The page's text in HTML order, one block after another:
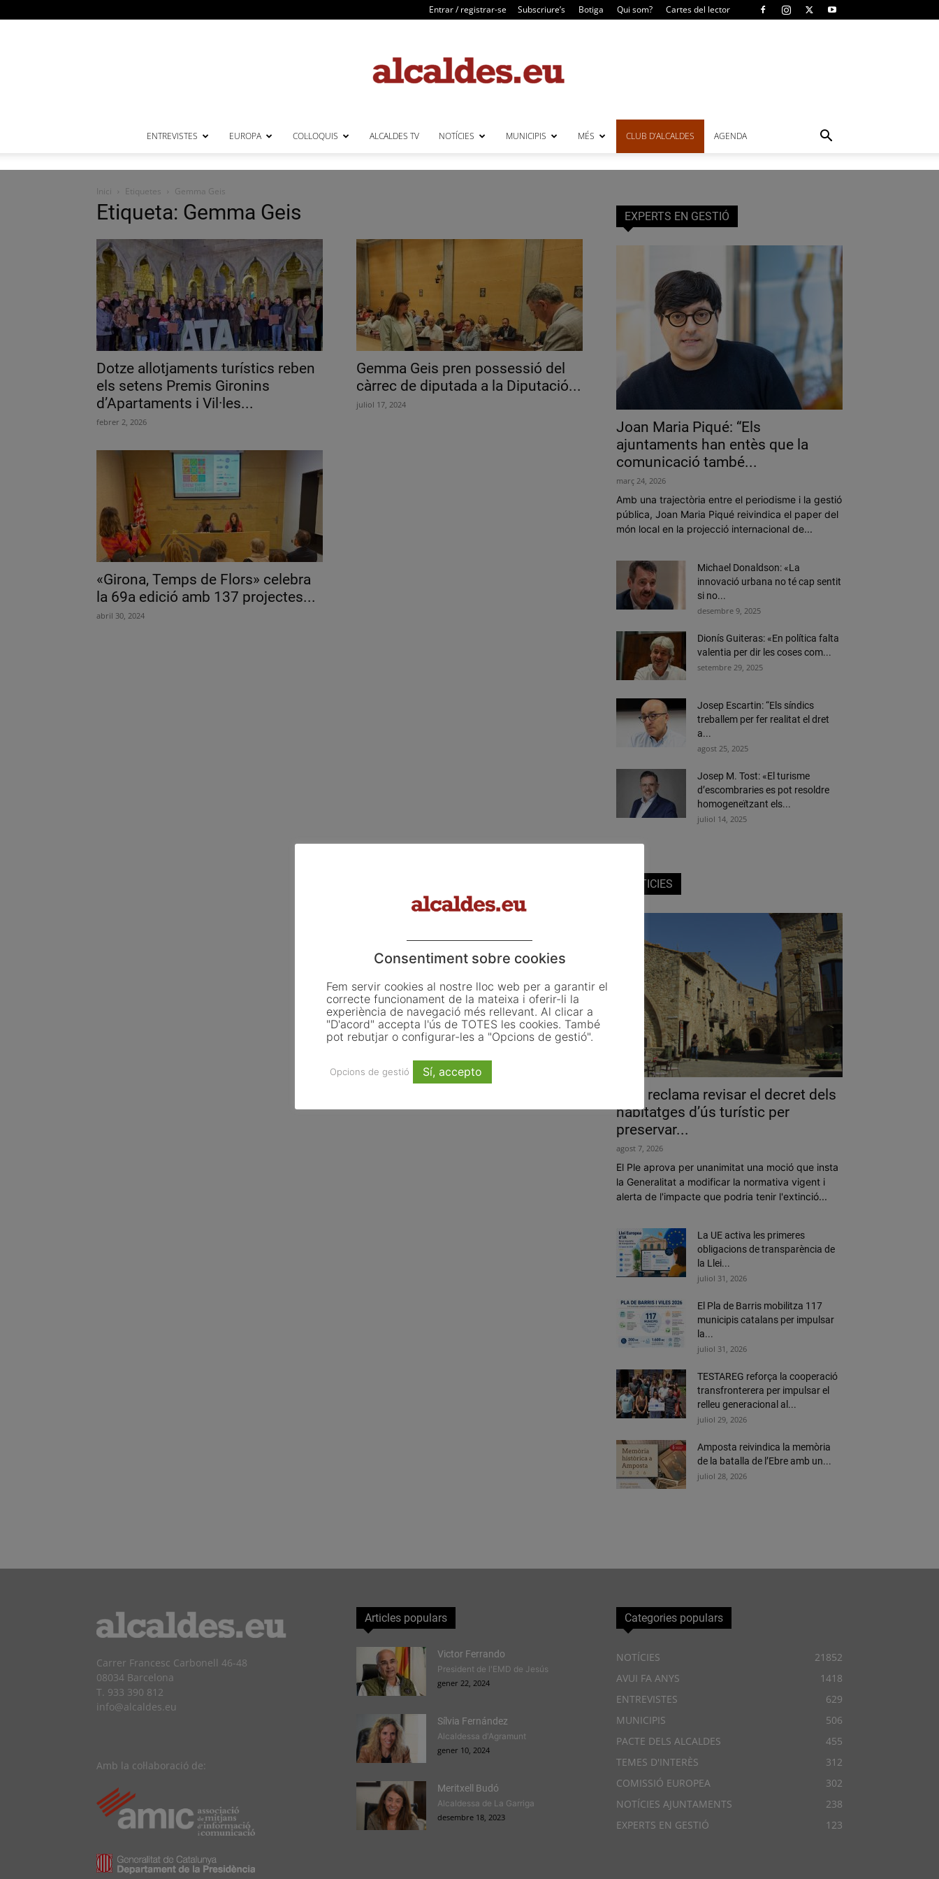
Entrar / registrar-se Subscriure’s Botiga Qui som? Cartes del lector
ENTREVISTES EUROPA COL·LOQUIS ALCALDES TV NOTÍCIES MUNICIPIS MÉS CLUB D’ALCALDES AGENDA
Inici Etiquetes Gemma Geis
Etiqueta: Gemma Geis
Dotze allotjaments turístics reben
els setens Premis Gironins
d’Apartaments i Vil·les...
febrer 2, 2026
Gemma Geis pren possessió del
càrrec de diputada a la Diputació...
juliol 17, 2024
«Girona, Temps de Flors» celebra
la 69a edició amb 137 projectes...
abril 30, 2024
EXPERTS EN GESTIÓ
Joan Maria Piqué: “Els
ajuntaments han entès que la
comunicació també...
març 24, 2026
Amb una trajectòria entre el periodisme i la gestió
pública, Joan Maria Piqué reivindica el paper del
món local en la projecció internacional de...
Michael Donaldson: «La
innovació urbana no té cap sentit
si no...
desembre 9, 2025
Dionís Guiteras: «En política falta
valentia per dir les coses com...
setembre 29, 2025
Josep Escartin: “Els síndics
treballem per fer realitat el dret
a...
agost 25, 2025
Josep M. Tost: «El turisme
d’escombraries es pot resoldre
homogeneïtzant els...
juliol 14, 2025
NOTICIES
Pals reclama revisar el decret dels
habitatges d’ús turístic per
preservar...
agost 7, 2026
El Ple aprova per unanimitat una moció que insta
la Generalitat a modificar la normativa vigent i
alerta de l'impacte que podria tenir l'extinció...
La UE activa les primeres
obligacions de transparència de
la Llei...
juliol 31, 2026
El Pla de Barris mobilitza 117
municipis catalans per impulsar
la...
juliol 31, 2026
TESTAREG reforça la cooperació
transfronterera per impulsar el
relleu generacional al...
juliol 29, 2026
Amposta reivindica la memòria
de la batalla de l’Ebre amb un...
juliol 28, 2026
Carrer Francesc Carbonell 46-48
08034 Barcelona
T. 933 390 812
info@alcaldes.eu
Amb la col·laboració de:
Articles populars
Victor Ferrando
President de l'EMD de Jesús
gener 22, 2024
Sílvia Fernández
Alcaldessa d'Agramunt
gener 10, 2024
Meritxell Budó
Alcaldessa de La Garriga
desembre 18, 2023
Categories populars
NOTÍCIES
21852
AVUI FA ANYS
1418
ENTREVISTES
629
MUNICIPIS
506
PACTE DELS ALCALDES
455
TEMES D'INTERÈS
312
COMISSIÓ EUROPEA
302
NOTÍCIES AJUNTAMENTS
238
EXPERTS EN GESTIÓ
123
Consentiment sobre cookies
Fem servir cookies al nostre lloc web per a garantir el
correcte funcionament de la mateixa i oferir-li la
experiència de navegació més rellevant. Al clicar a
"D'acord" accepta l'ús de TOTES les cookies. També
pot rebutjar o configurar-les a "Opcions de gestió".
Opcions de gestió Sí, accepto